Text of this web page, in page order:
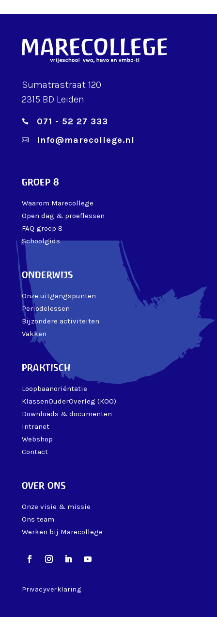
Sumatrastraat 120
2315 BD Leiden
 071 - 52 27 333
 info@marecollege.nl
groep 8
Waarom Marecollege
Open dag & proeflessen
FAQ groep 8
Schoolgids
onderwijs
Onze uitgangspunten
Periodelessen
Bijzondere activiteiten
Vakken
praktisch
Loopbaanoriëntatie
KlassenOuderOverleg (KOO)
Downloads & documenten
Intranet
Webshop
Contact
over ons
Onze visie & missie
Ons team
Werken bij Marecollege
Privacyverklaring